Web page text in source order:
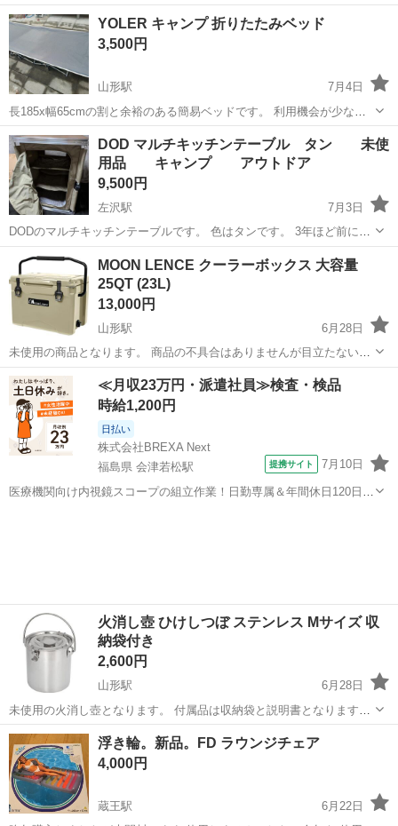
は使用してますが、 ３段調整のグリルは未使用となります。 某S社の
Lサイズと同等サイズ。同じ内容にすると3万超えの内容です。 製品の
品質は一生物と思われ...
山形 山形市 その他
YOLER キャンプ 折りたたみベッド
3,500円
山形駅
7月4日
長185x幅65cmの割と余裕のある簡易ベッドです。 利用機会が少ない
のでお要りの方いかがでしょうか？ 【デザイン】展開時はピンとして
綺麗。就寝時の沈み込みも少なく良好 【機能性】収納は簡単で、場所
をとらないのもポ...
山形 山形市 その他 折りたたみ
DOD マルチキッチンテーブル タン 未使
用品 キャンプ アウトドア
9,500円
左沢駅
7月3日
DODのマルチキッチンテーブルです。 色はタンです。 3年ほど前に購
入して自宅保管してました。 撮影と確認の為、組み立ててみました
が、未使用品です。 天板を上に引っ張るだけなので組み立て簡単で
す。 家でもアウトドアでも...
山形 西村山郡 その他 マルチキッチンテーブル
MOON LENCE クーラーボックス 大容量
25QT (23L)
13,000円
山形駅
6月28日
未使用の商品となります。 商品の不具合はありませんが目立たない擦
り傷が少々あります。 外箱はなく本体のみとなります。 これからの季
節に重宝すると思います。 【クーラーボックス仕様】保冷期間：冷暗
推奨環境で、5日前...
山形 山形市 山形駅 その他 クーラーボックス
≪月収23万円・派遣社員≫検査・検品
時給1,200円
日払い
株式会社BREXA Next
福島県 会津若松駅
提携サイト 7月10日
医療機関向け内視鏡スコープの組立作業！日勤専属＆年間休日120日
火消し壺 ひけしつぼ ステンレス Mサイズ 収
納袋付き
2,600円
山形駅
6月28日
未使用の火消し壺となります。 付属品は収納袋と説明書となります。
20cm×20㎝×20㎝ #ひけしつぼ #火消し壺 #火消しつぼ
山形 山形市 山形駅 その他 ステンレス
浮き輪。新品。FD ラウンジチェア
4,000円
蔵王駅
6月22日